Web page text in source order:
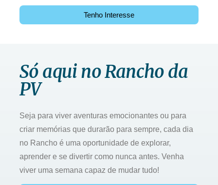
Tenho Interesse
Só aqui no Rancho da
PV
Seja para viver aventuras emocionantes ou para
criar memórias que durarão para sempre, cada dia
no Rancho é uma oportunidade de explorar,
aprender e se divertir como nunca antes. Venha
viver uma semana capaz de mudar tudo!